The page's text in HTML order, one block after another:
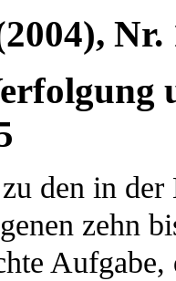
Nr.
den in
zehn